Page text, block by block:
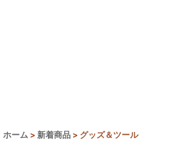
ホーム > 新着商品 > グッズ＆ツール